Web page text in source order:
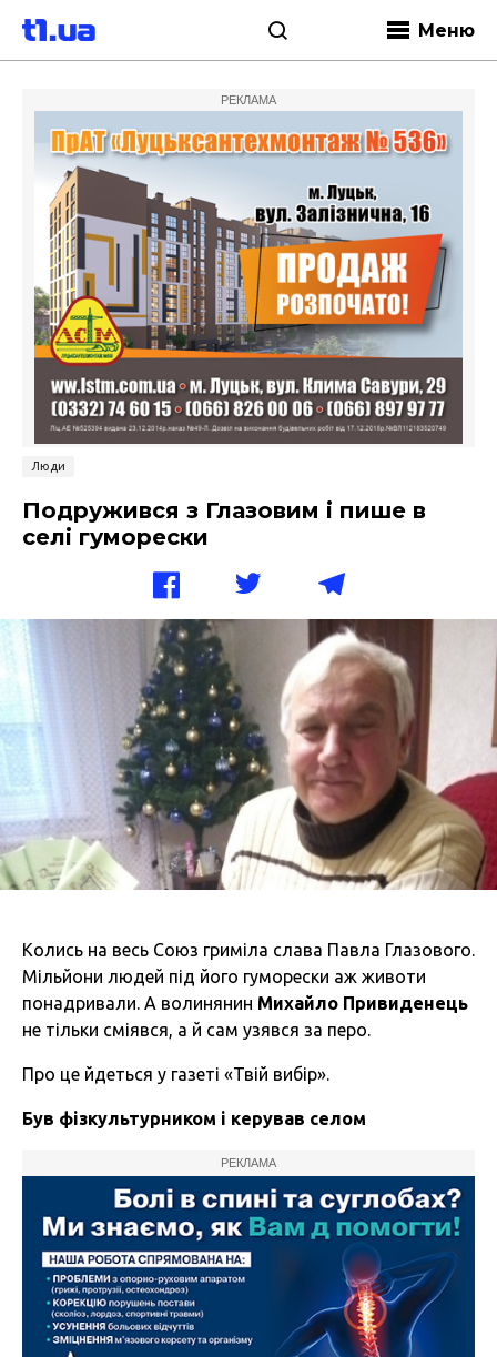
Меню
РЕКЛАМА
Люди
Подружився з Глазовим і пише в
селі гуморески
Колись на весь Союз гриміла слава Павла Глазового.
Мільйони людей під його гуморески аж животи
понадривали. А волинянин Михайло Привиденець
не тільки сміявся, а й сам узявся за перо.
Про це йдеться у газеті «Твій вибір».
Був фізкультурником і керував селом
РЕКЛАМА